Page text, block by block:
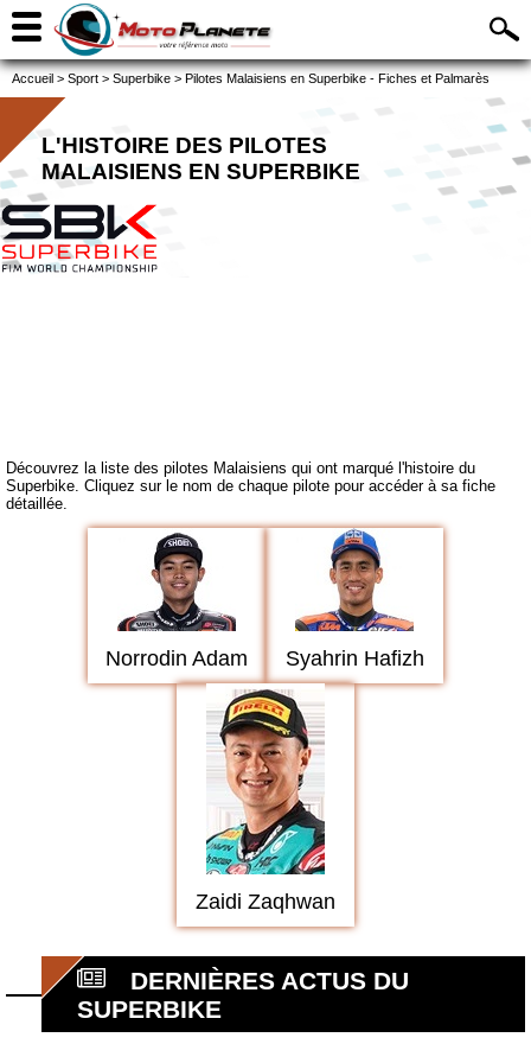
Accueil > Sport > Superbike > Pilotes Malaisiens en Superbike - Fiches et Palmarès
L'HISTOIRE DES PILOTES
MALAISIENS EN SUPERBIKE
Découvrez la liste des pilotes Malaisiens qui ont marqué l'histoire du
Superbike. Cliquez sur le nom de chaque pilote pour accéder à sa fiche
détaillée.
Norrodin Adam Syahrin Hafizh
Zaidi Zaqhwan
DERNIÈRES ACTUS DU
SUPERBIKE